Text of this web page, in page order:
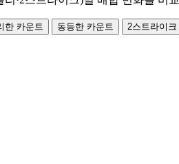
한 카운트 동등한 카운트 2스트라이크